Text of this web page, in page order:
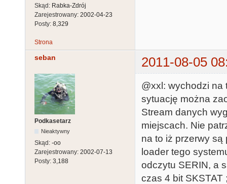
Skąd: Rabka-Zdrój
Zarejestrowany: 2002-04-23
Posty: 8,329
Strona
seban 2011-08-05
Podkasetarz
Nieaktywny
Skąd: -oo
Zarejestrowany: 2002-07-13
Posty: 3,188
@xxl: wychodzi na
sytuację można
Stream danych
miejscach. Nie
na to iż przerwy
loader tego
odczytu SERIN, a
czas 4 bit SKSTAT